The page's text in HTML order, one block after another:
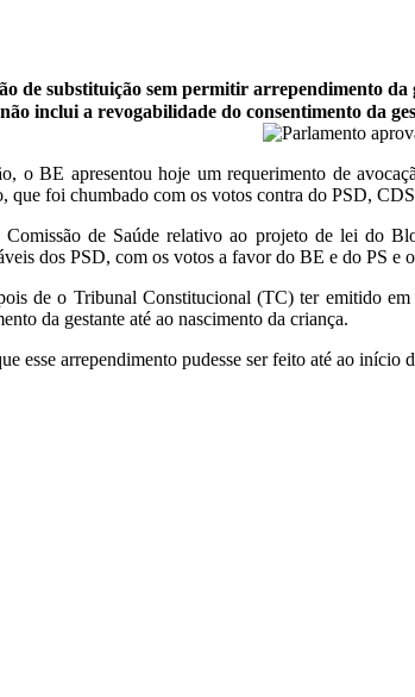
de substituição sem permitir arrependimento da
inclui a revogabilidade do consentimento da
o BE apresentou hoje um requerimento de
que foi chumbado com os votos contra do PSD,
de Saúde relativo ao projeto de lei do
dos PSD, com os votos a favor do BE e do PS e
de o Tribunal Constitucional (TC) ter emitido
da gestante até ao nascimento da criança.
esse arrependimento pudesse ser feito até ao